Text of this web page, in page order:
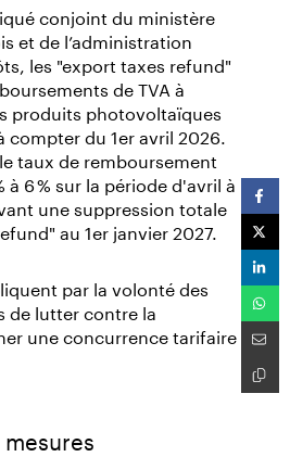
conjoint du ministère
et de l’administration
les "export taxes refund"
de TVA à
produits photovoltaïques
du 1er avril 2026.
taux de remboursement
à 6 % sur la période d'avril à
une suppression totale
au 1er janvier 2027.
par la volonté des
de lutter contre la
une concurrence tarifaire